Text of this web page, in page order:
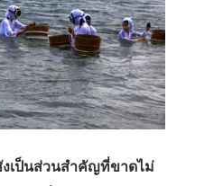
เป็นส่วนสำคัญที่ขาดไม่